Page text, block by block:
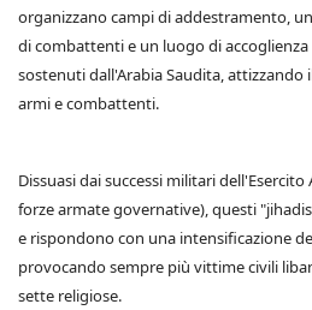
organizzano campi di addestramento,
di combattenti e un luogo di
sostenuti dall'Arabia Saudita,
armi e combattenti.
Dissuasi dai successi militari
forze armate governative), questi
e rispondono con una intensificazione
provocando sempre più vittime civili
sette religiose.